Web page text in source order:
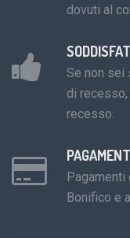
dovuti al
Se non
di
recesso.
Pagamenti
Bonifico e